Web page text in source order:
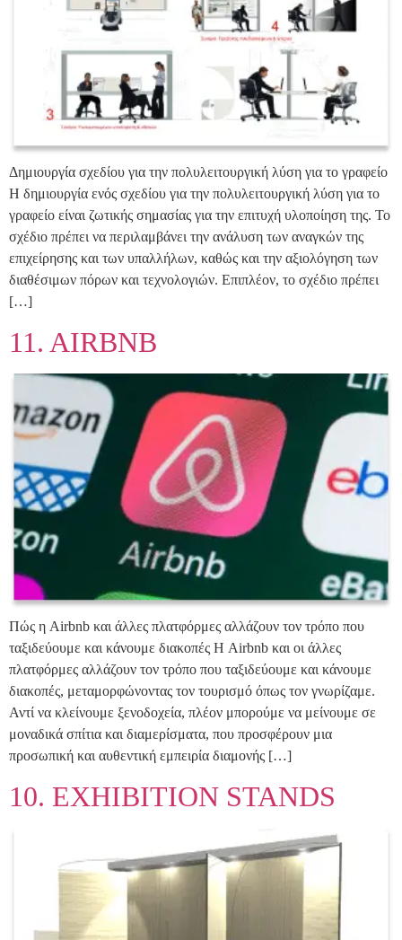
Δημιουργία σχεδίου για την πολυλειτουργική λύση για το γραφείο
Η δημιουργία ενός σχεδίου για την πολυλειτουργική λύση για το
γραφείο είναι ζωτικής σημασίας για την επιτυχή υλοποίηση της. Το
σχέδιο πρέπει να περιλαμβάνει την ανάλυση των αναγκών της
επιχείρησης και των υπαλλήλων, καθώς και την αξιολόγηση των
διαθέσιμων πόρων και τεχνολογιών. Επιπλέον, το σχέδιο πρέπει
[…]
11. AIRBNB
Πώς η Airbnb και άλλες πλατφόρμες αλλάζουν τον τρόπο που
ταξιδεύουμε και κάνουμε διακοπές Η Airbnb και οι άλλες
πλατφόρμες αλλάζουν τον τρόπο που ταξιδεύουμε και κάνουμε
διακοπές, μεταμορφώνοντας τον τουρισμό όπως τον γνωρίζαμε.
Αντί να κλείνουμε ξενοδοχεία, πλέον μπορούμε να μείνουμε σε
μοναδικά σπίτια και διαμερίσματα, που προσφέρουν μια
προσωπική και αυθεντική εμπειρία διαμονής […]
10. EXHIBITION STANDS